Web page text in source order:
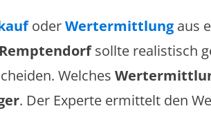
oderWertermittlung aus
Remptendorf sollte realistisch
Welches
. Der Experte ermittelt den